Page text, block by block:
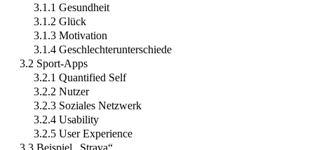
3.1.1 Gesundheit
3.1.2 Glück
3.1.3 Motivation
3.1.4 Geschlechterunterschiede
3.2 Sport-Apps
3.2.1 Quantified Self
3.2.2 Nutzer
3.2.3 Soziales Netzwerk
3.2.4 Usability
3.2.5 User Experience
3.3 Beispiel „Strava“